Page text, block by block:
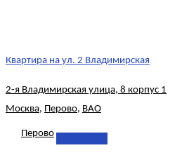
Квартира на ул. 2 Владимирская
2-я Владимирская улица, 8 корпус 1
Москва, Перово, ВАО
Перово